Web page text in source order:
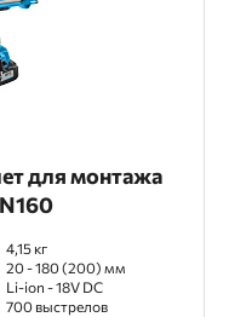
для монтажа
4,15 кг
20 - 180 (200) мм
Li-ion - 18V DC
700 выстрелов